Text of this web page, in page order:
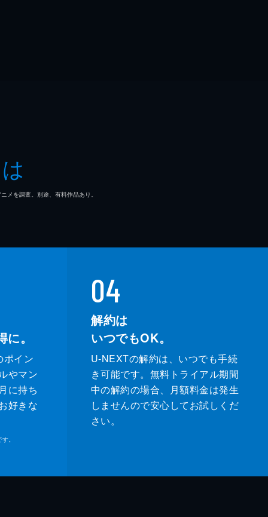
を調査。別途、有料作品あり。
。
ポイン
やマン
に持ち
好きな
。
04
解約は
いつでもOK。
U-NEXTの解約は、いつでも手続
き可能です。無料トライアル期間
中の解約の場合、月額料金は発生
しませんので安心してお試しくだ
さい。